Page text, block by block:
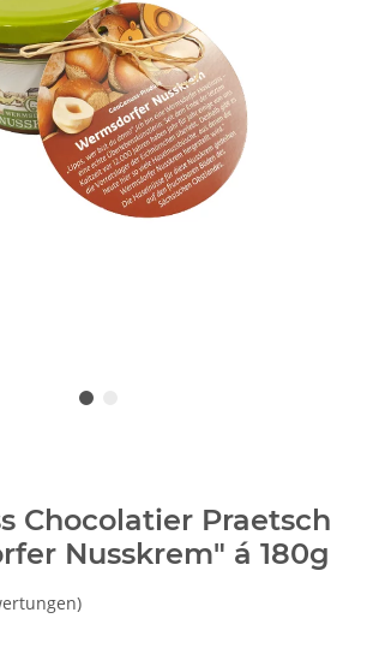
Chocolatier Praetsch
Nusskrem" á 180g